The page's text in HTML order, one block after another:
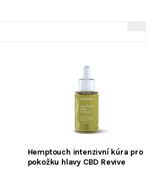
Hemptouch intenzivní kúra pro
pokožku hlavy CBD Revive